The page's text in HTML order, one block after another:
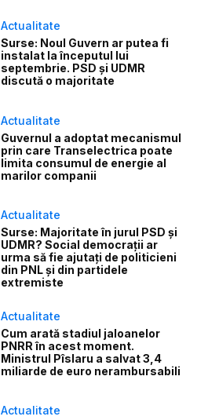
Actualitate
Surse: Noul Guvern ar putea fi
instalat la începutul lui
septembrie. PSD și UDMR
discută o majoritate
Actualitate
Guvernul a adoptat mecanismul
prin care Transelectrica poate
limita consumul de energie al
marilor companii
Actualitate
Surse: Majoritate în jurul PSD și
UDMR? Social democrații ar
urma să fie ajutați de politicieni
din PNL și din partidele
extremiste
Actualitate
Cum arată stadiul jaloanelor
PNRR în acest moment.
Ministrul Pîslaru a salvat 3,4
miliarde de euro nerambursabili
Actualitate